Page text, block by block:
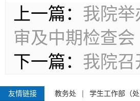
上一篇： 我院举
审及中期检查会
下一篇： 我院召
友情链接 教务处 学生工作部（处